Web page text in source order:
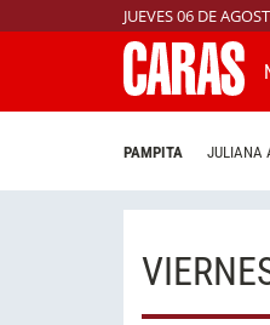
JUEVES 06 DE
PAMPITA JULIANA